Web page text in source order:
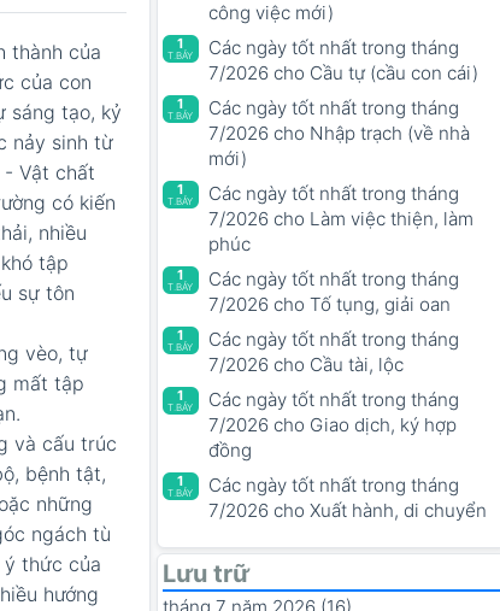
thành của
của con
sáng tạo, kỷ
nảy sinh từ
Vật chất
có kiến
nhiều
tập
sự tôn
vèo, tự
mất tập
và cấu trúc
bệnh tật,
những
ngách tù
ý thức của
hướng
công việc mới)
1
T.BẢY
Các ngày tốt nhất trong tháng
7/2026 cho Cầu tự (cầu con cái)
1
T.BẢY
Các ngày tốt nhất trong tháng
7/2026 cho Nhập trạch (về nhà
mới)
1
T.BẢY
Các ngày tốt nhất trong tháng
7/2026 cho Làm việc thiện, làm
phúc
1
T.BẢY
Các ngày tốt nhất trong tháng
7/2026 cho Tố tụng, giải oan
1
T.BẢY
Các ngày tốt nhất trong tháng
7/2026 cho Cầu tài, lộc
1
T.BẢY
Các ngày tốt nhất trong tháng
7/2026 cho Giao dịch, ký hợp
đồng
1
T.BẢY
Các ngày tốt nhất trong tháng
7/2026 cho Xuất hành, di chuyển
Lưu trữ